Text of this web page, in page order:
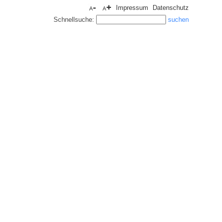
Impressum
Datenschutz
Schnellsuche: